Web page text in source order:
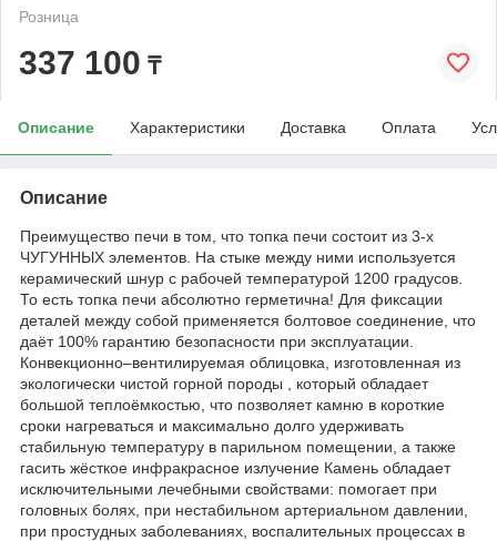
Розница
337 100 ₸
Описание Характеристики Доставка Оплата
Описание
Преимущество печи в том, что топка печи состоит из 3-х
ЧУГУННЫХ элементов. На стыке между ними используется
керамический шнур с рабочей температурой 1200 градусов.
То есть топка печи абсолютно герметична! Для фиксации
деталей между собой применяется болтовое соединение, что
даёт 100% гарантию безопасности при эксплуатации.
Конвекционно–вентилируемая облицовка, изготовленная из
экологически чистой горной породы , который обладает
большой теплоёмкостью, что позволяет камню в короткие
сроки нагреваться и максимально долго удерживать
стабильную температуру в парильном помещении, а также
гасить жёсткое инфракрасное излучение Камень обладает
исключительными лечебными свойствами: помогает при
головных болях, при нестабильном артериальном давлении,
при простудных заболеваниях, воспалительных процессах в